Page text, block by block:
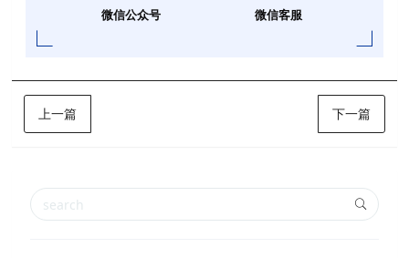
微信公众号 微信客服
上一篇 下一篇